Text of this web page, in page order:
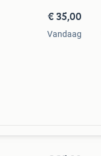
€ 35,00
Vandaag